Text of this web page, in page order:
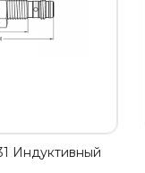
Индуктивный